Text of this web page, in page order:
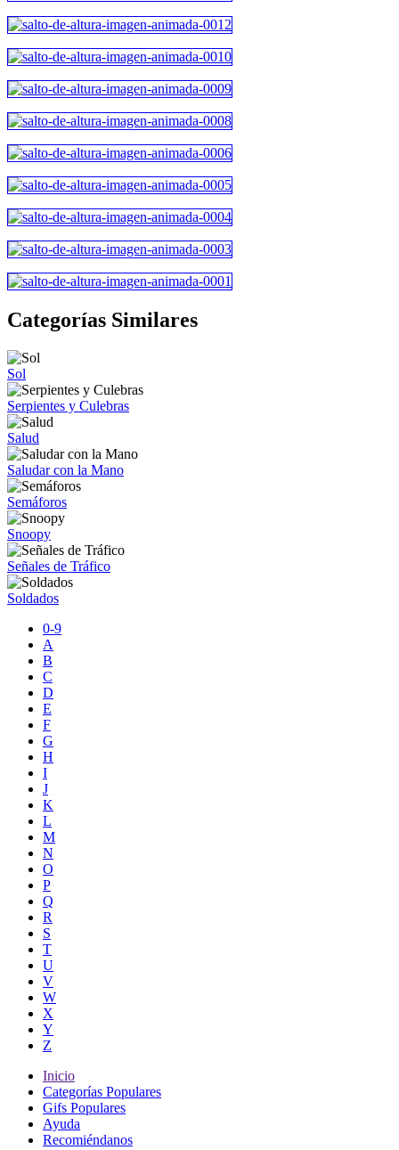
Categorías Similares
Sol
Serpientes y Culebras
Salud
Saludar con la Mano
Semáforos
Snoopy
Señales de Tráfico
Soldados
0-9
A
B
C
D
E
F
G
H
I
J
K
L
M
N
O
P
Q
R
S
T
U
V
W
X
Y
Z
Inicio
Categorías Populares
Gifs Populares
Ayuda
Recomiéndanos